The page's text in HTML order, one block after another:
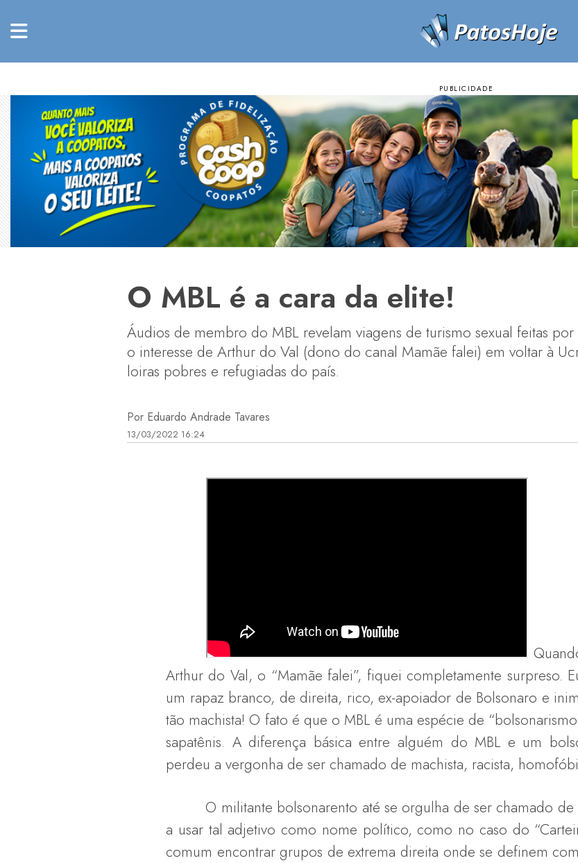
O MBL é a cara da elite!
Áudios de membro do MBL revelam viagens de turismo sexual feitas
o interesse de Arthur do Val (dono do canal Mamãe falei) em voltar à
loiras pobres e refugiadas do país.
Por Eduardo Andrade Tavares
13/03/2022 16:24
Arthur do Val, o “Mamãe falei”, fiquei completamente surpreso.
um rapaz branco, de direita, rico, ex-apoiador de Bolsonaro e
tão machista! O fato é que o MBL é uma espécie de
sapatênis. A diferença básica entre alguém do MBL e um
perdeu a vergonha de ser chamado de machista, racista,
O militante bolsonarento até se orgulha de ser chamado de
a usar tal adjetivo como nome político, como no caso do
comum encontrar grupos de extrema direita onde se definem